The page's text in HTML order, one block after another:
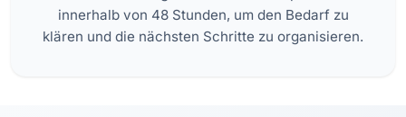
innerhalb von 48 Stunden, um den Bedarf zu
klären und die nächsten Schritte zu organisieren.